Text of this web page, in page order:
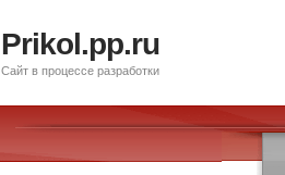
Prikol.pp.ru
Сайт в процессе разработки